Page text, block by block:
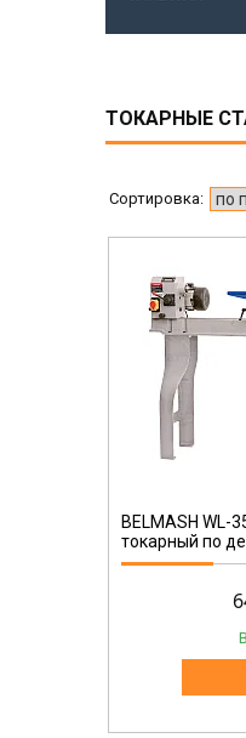
ТОКАРНЫЕ
BELMASH WL-
токарный по